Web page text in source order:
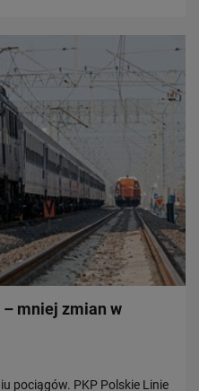
mniej zmian w
pociągów. PKP Polskie Linie